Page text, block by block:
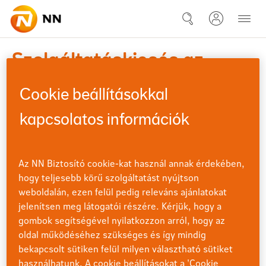
Ugrás a fő tartalomhoz
21-08-28 Szolgaltataskieses
Szolgáltatáskiesés az
nn.hu-n és az NN Direkten
tervezett karbantartás
miatt
augusztus
28
2021
Tájékoztatjuk kedves Ügyfeleinket, hogy
2021. augusztus 28-án (szombaton) 22:00
órától tervezett karbantartást hajtunk végre
rendszereinkben, ami előreláthatólag 2 órát
vesz igénybe.
A karbantartás ideje alatt az nn.hu és a NN Direkt nem
lesz elérhető, rendelkezéseit a karbantartást követően
Cookie beállításokkal
kapcsolatos információk
Az NN Biztosító cookie-kat használ annak érdekében,
hogy teljesebb körű szolgáltatást nyújtson
weboldalán, ezen felül pedig releváns ajánlatokat
jelenítsen meg látogatói részére. Kérjük, hogy a
gombok segítségével nyilatkozzon arról, hogy az
oldal működéséhez szükséges és így mindig
bekapcsolt sütiken felül milyen választható sütiket
használhatunk. A cookie beállításokat a 'Cookie